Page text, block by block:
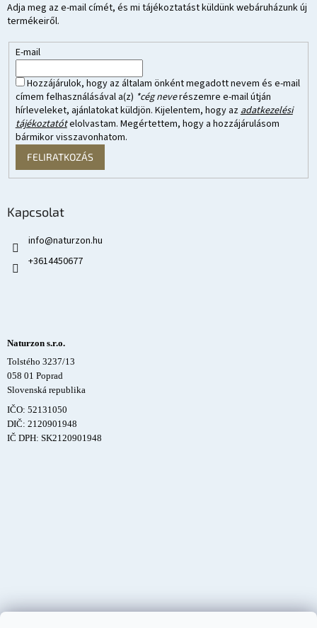
Adja meg az e-mail címét, és mi tájékoztatást küldünk webáruházunk új
termékeiről.
E-mail
Hozzájárulok, hogy az általam önként megadott nevem és e-mail
címem felhasználásával a(z) *cég neverészemre e-mail útján
hírleveleket, ajánlatokat küldjön. Kijelentem, hogy azadatkezelési
tájékoztatótelolvastam. Megértettem, hogy a hozzájárulásom
bármikor visszavonhatom.
FELIRATKOZÁS
Kapcsolat
info@naturzon.hu
+3614450677
Naturzon s.r.o.
Tolstého 3237/13
058 01 Poprad
Slovenská republika
IČO: 52131050
DIČ: 2120901948
IČ DPH: SK2120901948